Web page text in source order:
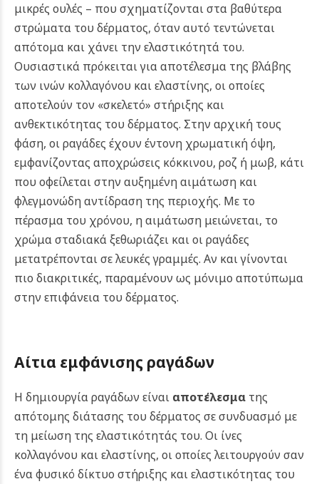
μικρές ουλές – που σχηματίζονται στα βαθύτερα
στρώματα του δέρματος, όταν αυτό τεντώνεται
απότομα και χάνει την ελαστικότητά του.
Ουσιαστικά πρόκειται για αποτέλεσμα της βλάβης
των ινών κολλαγόνου και ελαστίνης, οι οποίες
αποτελούν τον «σκελετό» στήριξης και
ανθεκτικότητας του δέρματος. Στην αρχική τους
φάση, οι ραγάδες έχουν έντονη χρωματική όψη,
εμφανίζοντας αποχρώσεις κόκκινου, ροζ ή μωβ, κάτι
που οφείλεται στην αυξημένη αιμάτωση και
φλεγμονώδη αντίδραση της περιοχής. Με το
πέρασμα του χρόνου, η αιμάτωση μειώνεται, το
χρώμα σταδιακά ξεθωριάζει και οι ραγάδες
μετατρέπονται σε λευκές γραμμές. Αν και γίνονται
πιο διακριτικές, παραμένουν ως μόνιμο αποτύπωμα
στην επιφάνεια του δέρματος.
Αίτια εμφάνισης ραγάδων
Η δημιουργία ραγάδων είναι αποτέλεσμα της
απότομης διάτασης του δέρματος σε συνδυασμό με
τη μείωση της ελαστικότητάς του. Οι ίνες
κολλαγόνου και ελαστίνης, οι οποίες λειτουργούν σαν
ένα φυσικό δίκτυο στήριξης και ελαστικότητας του